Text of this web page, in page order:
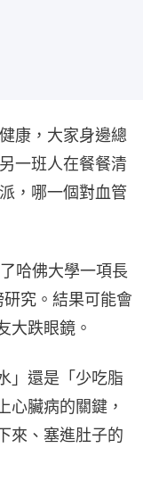
康，大家身邊總
一班人在餐餐清
，哪一個對血管
哈佛大學一項長
究。結果可能會
大跌眼鏡。
」還是「少吃脂
心臟病的關鍵，
來、塞進肚子的